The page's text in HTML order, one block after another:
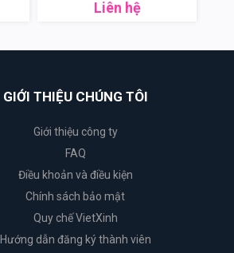
Liên hệ
GIỚI THIỆU CHÚNG TÔI
Giới thiệu công ty
FAQ
Điều khoản và điều kiện
Chính sách bảo mật
Quy chế VietXinh
Hướng dẫn đăng ký thành viên